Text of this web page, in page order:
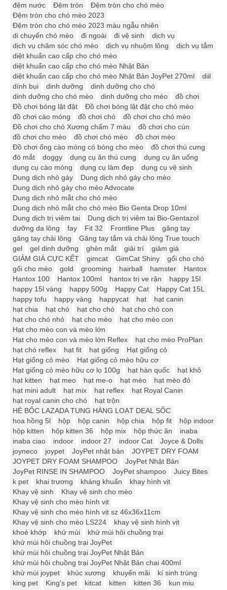
đệm nước
Đệm tròn
Đệm tròn cho chó mèo
Đệm tròn cho chó mèo 2023
Đệm tròn cho chó mèo 2023 màu ngẫu nhiên
di chuyển chó mèo
đi ngoài đi vệ sinh
dịch vụ
dịch vụ chăm sóc chó mèo
dịch vụ nhuộm lông
dịch vụ tắm
diệt khuẩn cao cấp cho chó mèo
diệt khuẩn cao cấp cho chó mèo Nhật Bản
diệt khuẩn cao cấp cho chó mèo Nhật Bản JoyPet 270ml
diil
dính bụi
dinh dưỡng
dinh dưỡng cho chó
dinh dưỡng cho chó mèo
dinh dưỡng cho mèo
đồ chơi
Đồ chơi bóng lật đật
Đồ chơi bóng lật đật cho chó mèo
đồ chơi cào móng
đồ chơi chó
đồ chơi cho chó mèo
Đồ chơi cho chó Xương chấm 7 màu
đồ chơi cho cún
đồ chơi cho mèo
đồ chơi chó mèo
đồ chơi mèo
Đồ chơi ống cào móng có bóng cho mèo
đồ chơi thú cưng
đỏ mắt
doggy dụng cụ ăn thú cưng
dụng cụ ăn uống
dụng cụ cào móng
dụng cụ làm đẹp
dụng cụ vệ sinh
Dung dịch nhỏ gáy
Dung dịch nhỏ gáy cho mèo
Dung dịch nhỏ gáy cho mèo Advocate
Dung dịch nhỏ mắt cho chó mèo
Dung dịch nhỏ mắt cho chó mèo Bio Genta Drop 10ml
Dung dịch trị viêm tai
Dung dịch trị viêm tai Bio-Gentazol
dưỡng da lông
fay Fit 32 Frontline Plus
găng tay
găng tay chải lông
Găng tay tắm và chải lông True touch
gel
gel dinh dưỡng ghèn mắt giải trí
giảm giá
GIẢM GIÁ CỰC KẾT
gimcat GimCat Shiny
gối cho chó
gối cho mèo
gold grooming hairball hamster
Hantox
Hantox 100
Hantox 100ml hantox trị ve rận
happy 15l
happy 15l vàng
happy 500g Happy Cat
Happy Cat 15L
happy tofu
happy vàng happycat hạt
hạt canin
hạt chia
hạt chó hạt cho chó
hạt cho chó con
hạt cho chó nhỏ
hạt cho mèo
hạt cho mèo con
Hạt cho mèo con và mèo lớn
Hạt cho mèo con và mèo lớn Reflex
hạt cho mèo ProPlan
hạt chó reflex
hạt fit hạt giống
Hạt giống cỏ
Hạt giống cỏ mèo
Hạt giống cỏ mèo hữu cơ
Hạt giống cỏ mèo hữu cơ lọ 100g
hạt hàn quốc
hạt khô
hạt kitten
hạt meo hạt me-o hạt mèo
hạt mèo đỏ
hạt mini adult
hạt mix hạt reflex
hạt Royal Canin
hạt royal canin cho chó
hạt trộn
HÈ BỐC LAZADA TUNG HÀNG LOẠT DEAL SỐC
hoa hồng 5l
hộp hộp canin hộp chia hộp fit
hộp indoor
hộp kitten
hộp kitten 36 hộp mix hộp thức ăn
inaba
inaba ciao
indoor indoor 27 indoor Cat
Joyce & Dolls
joyneco
joypet JoyPet nhật bản
JOYPET DRY FOAM
JOYPET DRY FOAM SHAMPOO
JoyPet Nhật Bản
JoyPet RINSE IN SHAMPOO
JoyPet shampoo
Juicy Bites
k pet
khai trương kháng khuẩn
khay hình vịt
Khay vệ sinh
Khay vệ sinh cho mèo
Khay vệ sinh cho mèo hình vịt
Khay vệ sinh cho mèo hình vịt sz 46x36x11cm
Khay vệ sinh cho mèo LS224
khay vệ sinh hình vịt
khoẻ khớp
khử mùi
khử mùi hôi chuồng trại
khử mùi hôi chuồng trại JoyPet
khử mùi hôi chuồng trại JoyPet Nhật Bản
khử mùi hôi chuồng trại JoyPet Nhật Bản chai 400ml
khử mùi joypet
khúc xương khuyến mãi
kí sinh trùng
king pet
King's pet kitcat kitten kitten 36
kun miu